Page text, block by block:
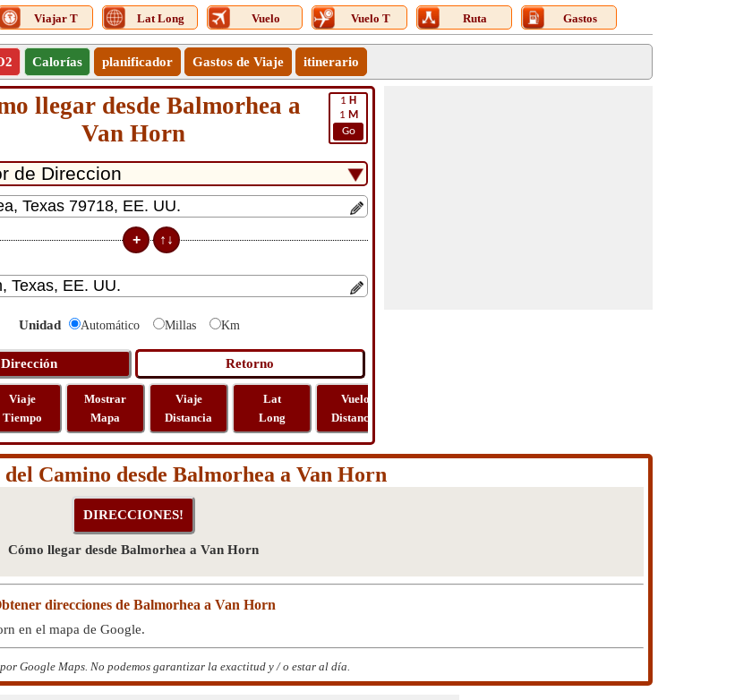
Viajar T Lat Long Vuelo Vuelo T Ruta Gastos
Calorías planificador Gastos de Viaje itinerario
1 H
1 M
Go
llegar desde Balmorhea a
Van Horn
Unidad Automático Millas Km
Viaje
Tiempo
Mostrar
Mapa
Viaje
Distancia
Lat
Long
Vuelo
Distancia
Camino desde Balmorhea a Van Horn
Cómo llegar desde Balmorhea a Van Horn
direcciones de Balmorhea a Van Horn
en el mapa de Google.
Google Maps. No podemos garantizar la exactitud y / o estar al día.